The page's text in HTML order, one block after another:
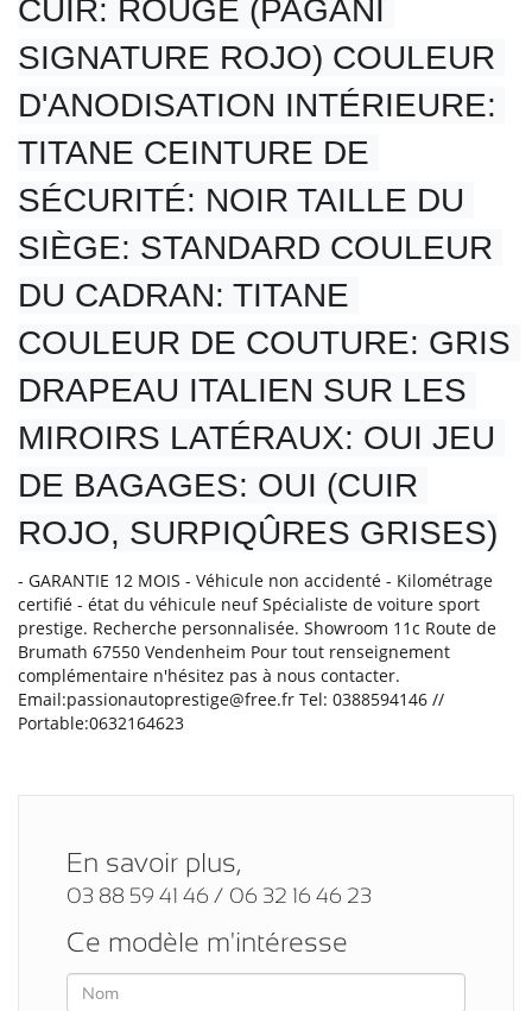
CUIR: ROUGE (PAGANI
SIGNATURE ROJO) COULEUR
D'ANODISATION INTÉRIEURE:
TITANE CEINTURE DE
SÉCURITÉ: NOIR TAILLE DU
SIÈGE: STANDARD COULEUR
DU CADRAN: TITANE
COULEUR DE COUTURE: GRIS
DRAPEAU ITALIEN SUR LES
MIROIRS LATÉRAUX: OUI JEU
DE BAGAGES: OUI (CUIR
ROJO, SURPIQÛRES GRISES)
- GARANTIE 12 MOIS - Véhicule non accidenté - Kilométrage
certifié - état du véhicule neuf Spécialiste de voiture sport
prestige. Recherche personnalisée. Showroom 11c Route de
Brumath 67550 Vendenheim Pour tout renseignement
complémentaire n'hésitez pas à nous contacter.
Email:passionautoprestige@free.fr Tel: 0388594146 //
Portable:0632164623
En savoir plus,
03 88 59 41 46 / 06 32 16 46 23
Ce modèle m'intéresse